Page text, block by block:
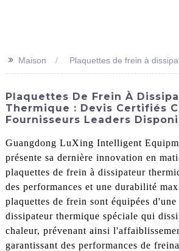
+86
>> Maison Plaquettes de frein à
Plaquettes De Frein À
Thermique : Devis Certifiés
Fournisseurs Leaders
Guangdong LuXing Intelligent
présente sa dernière innovation en
plaquettes de frein à dissipateur
des performances et une durabilité
plaquettes de frein sont équipées
dissipateur thermique spéciale qui
chaleur, prévenant ainsi
garantissant des performances de